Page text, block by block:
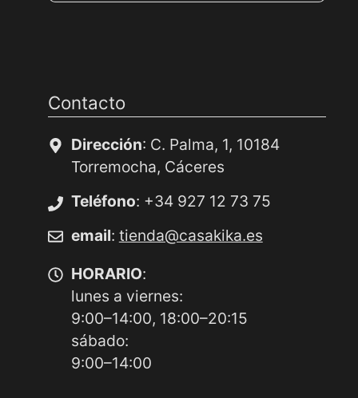
Contacto
Dirección: C. Palma, 1, 10184
Torremocha, Cáceres
Teléfono: +34 927 12 73 75
email: tienda@casakika.es
HORARIO:
lunes a viernes:
9:00–14:00, 18:00–20:15
sábado:
9:00–14:00